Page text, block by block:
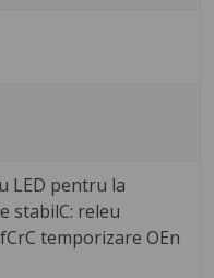
LED pentru la
stabilC: releu
temporizare OEn